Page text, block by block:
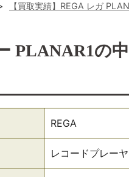
【買取実績】REGA レガ
PLANAR1の
REGA
レコードプレー